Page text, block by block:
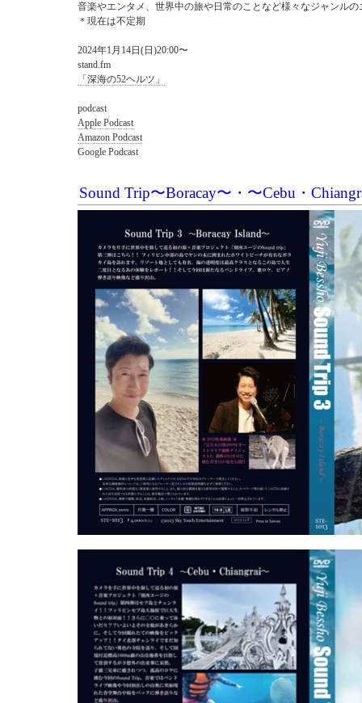
音楽やエンタメ、世界中の旅や日常のことなど様々なジャンル
＊現在は不定期
2024年1月14日(日)20:00〜
stand.fm
「深海の52ヘルツ」
podcast
Apple Podcast
Amazon Podcast
Google Podcast
Sound Trip〜Boracay〜・〜Cebu・